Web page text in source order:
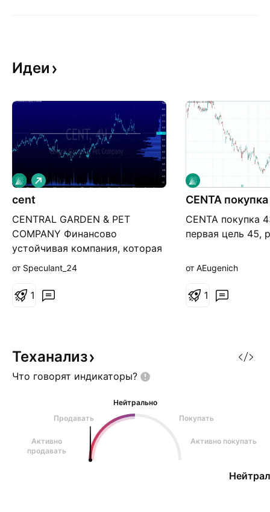
Идеи
cent
CENTRAL GARDEN & PET
COMPANY Финансово
устойчивая компания, которая
из года в год генерирует
Оценивается немного более
PET COMPANY постоянно
приобретает компаний в
смежных сегментах
Д
л
и
н
а
я
от Speculant_24
1
CENTA покупка
CENTA покупка
первая цель 45,
от AEugenich
1
Теханализ
Что говорят индикаторы?
Нейтрально
Продавать
Покупать
Активно
продавать
Активно покупать